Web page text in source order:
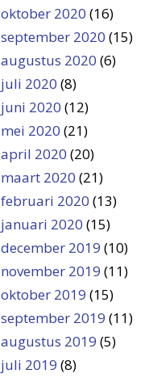
oktober 2020 (16)
september 2020 (15)
augustus 2020 (6)
juli 2020 (8)
juni 2020 (12)
mei 2020 (21)
april 2020 (20)
maart 2020 (21)
februari 2020 (13)
januari 2020 (15)
december 2019 (10)
november 2019 (11)
oktober 2019 (15)
september 2019 (11)
augustus 2019 (5)
juli 2019 (8)